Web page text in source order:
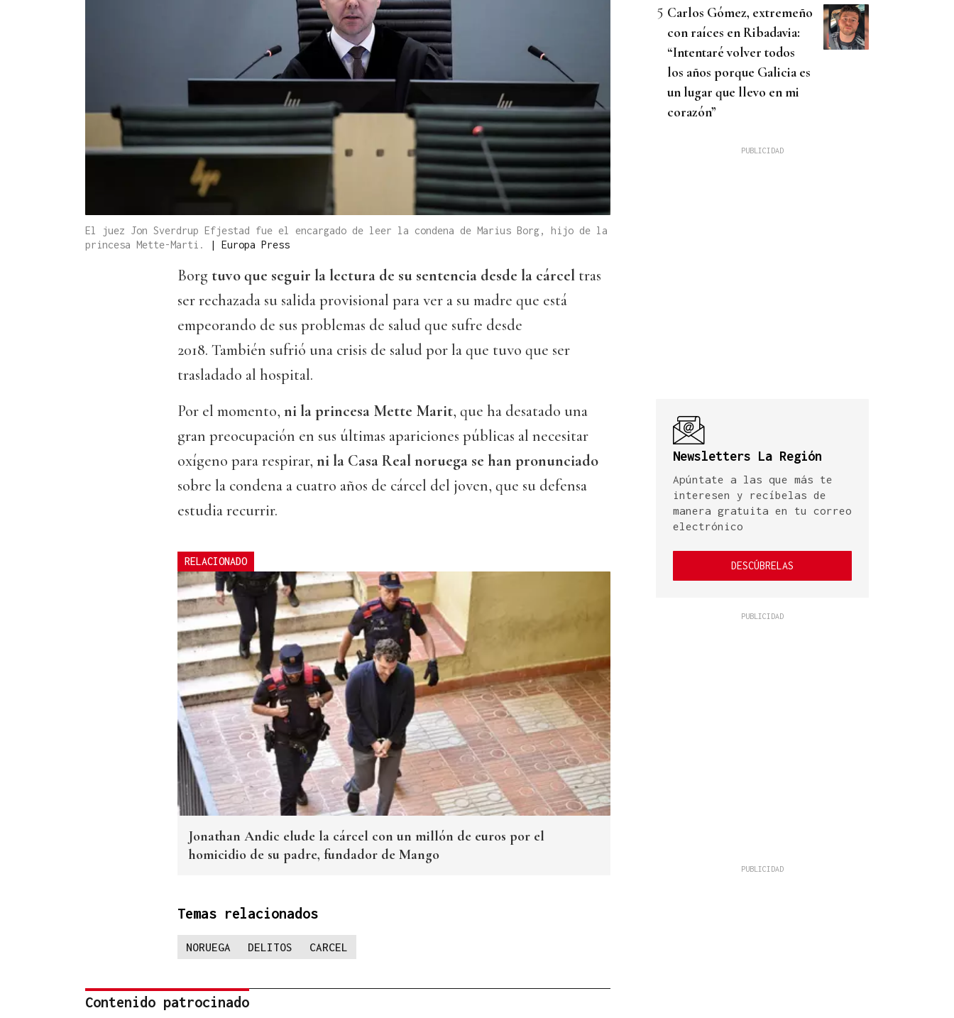
El juez Jon Sverdrup Efjestad fue el encargado de leer la condena de Marius Borg, hijo de la
princesa Mette-Marti.
| Europa Press
Borg tuvo que seguir la lectura de su sentencia desde la cárcel tras
ser rechazada su salida provisional para ver a su madre que está
empeorando de sus problemas de salud que sufre desde
2018. También sufrió una crisis de salud por la que tuvo que ser
trasladado al hospital.
Por el momento, ni la princesa Mette Marit, que ha desatado una
gran preocupación en sus últimas apariciones públicas al necesitar
oxígeno para respirar, ni la Casa Real noruega se han pronunciado
sobre la condena a cuatro años de cárcel del joven, que su defensa
estudia recurrir.
RELACIONADO
Jonathan Andic elude la cárcel con un millón de euros por el
homicidio de su padre, fundador de Mango
Temas relacionados
NORUEGA DELITOS CARCEL
Contenido patrocinado
Carlos Gómez, extremeño
con raíces en Ribadavia:
“Intentaré volver todos
los años porque Galicia es
un lugar que llevo en mi
corazón”
Newsletters La Región
Apúntate a las que más te
interesen y recíbelas de
manera gratuita en tu correo
electrónico
DESCÚBRELAS